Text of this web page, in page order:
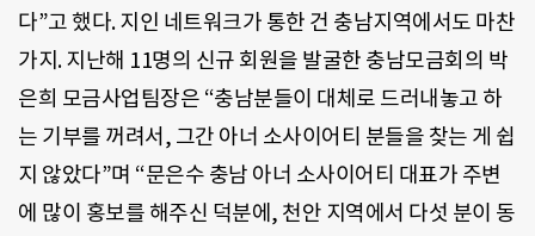
다”고 했다. 지인 네트워크가 통한 건 충남지역에서도 마찬
가지. 지난해 11명의 신규 회원을 발굴한 충남모금회의 박
은희 모금사업팀장은 “충남분들이 대체로 드러내놓고 하
는 기부를 꺼려서, 그간 아너 소사이어티 분들을 찾는 게 쉽
지 않았다”며 “문은수 충남 아너 소사이어티 대표가 주변
에 많이 홍보를 해주신 덕분에, 천안 지역에서 다섯 분이 동